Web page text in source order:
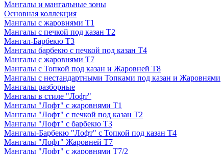
Мангалы и мангальные зоны
Основная коллекция
Мангалы с жаровнями Т1
Мангалы с печкой под казан Т2
Мангал-Барбекю Т3
Мангалы барбекю с печкой под казан Т4
Мангалы с жаровнями Т7
Мангалы с Топкой под казан и Жаровней Т8
Мангалы с нестандартными Топками под казан и Жаровнями
Мангалы разборные
Мангалы в стиле "Лофт"
Мангалы "Лофт" с жаровнями Т1
Мангалы "Лофт" с печкой под казан Т2
Мангалы "Лофт" с барбекю Т3
Мангалы-Барбекю "Лофт" с Топкой под казан Т4
Мангалы "Лофт" Жаровней Т7
Мангалы "Лофт" с жаровнями Т7/2